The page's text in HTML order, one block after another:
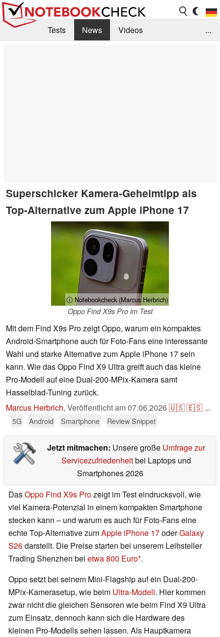
Tests News
Videos
...
Superschicker Kamera-Geheimtipp als
Top-Alternative zum Apple iPhone 17
ⓘ Notebookcheck (Marcus Herbrich)
Oppo Find X9s Pro im Test
Mit dem Find X9s Pro zeigt Oppo, warum ein kompaktes
Android-Smartphone auch für Foto-Fans eine interessante
Wahl und starke Alternative zum Apple iPhone 17 sein
kann. Wie das Oppo Find X9 Ultra greift auch das kleine
Pro-Modell auf eine Dual-200-MPix-Kamera samt
Hasselblad-Tuning zurück.
Marcus Herbrich, Veröffentlicht am07.06.2026🇺🇸🇪🇸 ...
5G Android Smartphone Review Snippet
Jetzt mitmachen: Unsere große Umfrage zur
Servicezufriedenheitbei Laptops und
Smartphones 2026
DasOppo Find X9s Prozeigt im Test eindrucksvoll, wie
viel Kamera-Potenzial in einem kompakten Smartphone
stecken kann – und warum es auch für Foto‑Fans eine
echte Top‑Alternative zumApple iPhone 17oderGalaxy
S26darstellt. Die Preise starten bei unserem Leihsteller
Trading Shenzhen bei etwa 800 Euro .
Oppo setzt bei seinem Mini-Flagship auf ein Dual-200-
MPix-Kamerasetup, wie beim Ultra-Modell. Hier kommen
zwar nicht die gleichen Sensoren wie beim Find X9 Ultra
zum Einsatz, dennoch kann sich die Hardware des
kleinen Pro-Modells sehen lassen. Als Hauptkamera